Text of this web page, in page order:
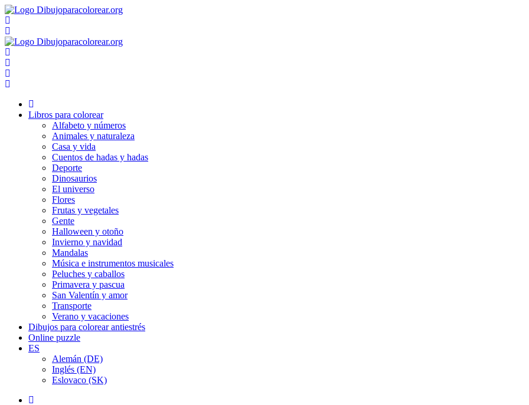
Ir
al
contenido
Libros para colorear
Alfabeto y números
Animales y naturaleza
Casa y vida
Cuentos de hadas y hadas
Deporte
Dinosaurios
El universo
Flores
Frutas y vegetales
Gente
Halloween y otoño
Invierno y navidad
Mandalas
Música e instrumentos musicales
Peluches y caballos
Primavera y pascua
San Valentín y amor
Transporte
Verano y vacaciones
Dibujos para colorear antiestrés
Online puzzle
ES
Alemán (DE)
Inglés (EN)
Eslovaco (SK)